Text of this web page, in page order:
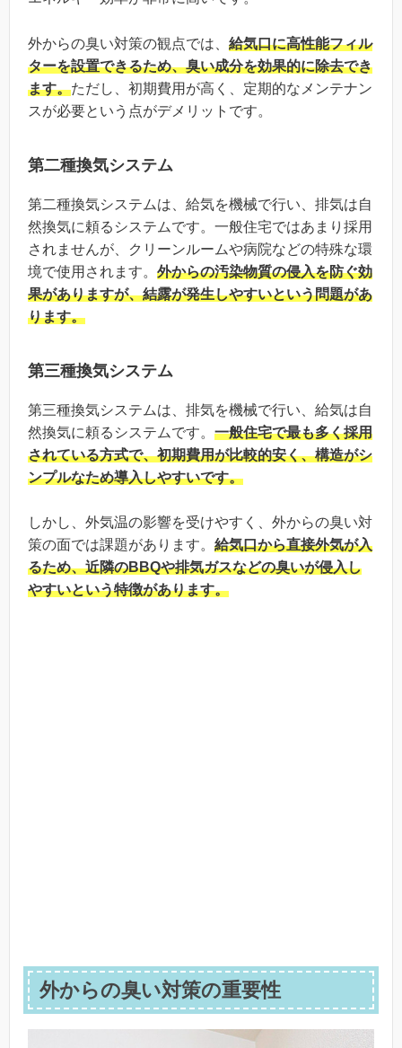
外からの臭い対策の観点では、 給気口に高性能フィル
ターを設置できるため、臭い成分を効果的に除去でき
ます。ただし、初期費用が高く、定期的なメンテナン
スが必要という点がデメリットです。
第二種換気システム
第二種換気システムは、給気を機械で行い、排気は自
然換気に頼るシステムです。一般住宅ではあまり採用
されませんが、クリーンルームや病院などの特殊な環
境で使用されます。 外からの汚染物質の侵入を防ぐ効
果がありますが、結露が発生しやすいという問題があ
ります。
第三種換気システム
第三種換気システムは、排気を機械で行い、給気は自
然換気に頼るシステムです。 一般住宅で最も多く採用
されている方式で、初期費用が比較的安く、構造がシ
ンプルなため導入しやすいです。
しかし、外気温の影響を受けやすく、外からの臭い対
策の面では課題があります。 給気口から直接外気が入
るため、近隣のBBQや排気ガスなどの臭いが侵入し
やすいという特徴があります。
外からの臭い対策の重要性